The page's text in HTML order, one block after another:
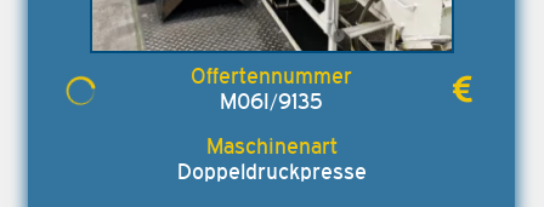
M06I/9135
Doppeldruckpresse